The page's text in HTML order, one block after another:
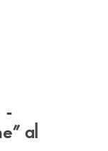
-
” al